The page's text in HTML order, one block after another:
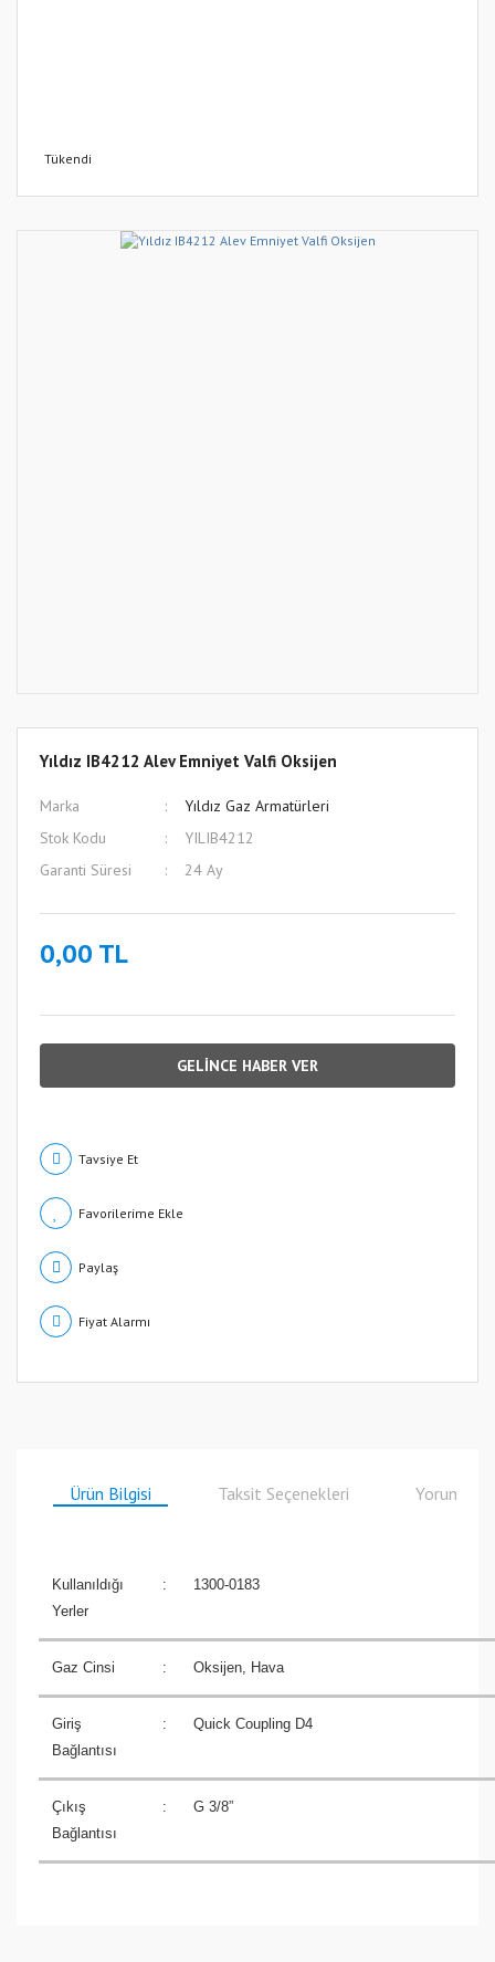
Tükendi
Yıldız IB4212 Alev Emniyet Valfi Oksijen
Marka
Yıldız Gaz Armatürleri
Stok Kodu
YILIB4212
Garanti Süresi
24 Ay
0,00 TL
GELİNCE HABER VER
Tavsiye Et
Paylaş
Fiyat Alarmı
Ürün Bilgisi Taksit Seçenekleri Yorumlar
Kullanıldığı
Yerler
: 1300-0183
Gaz Cinsi : Oksijen, Hava
Giriş
Bağlantısı
: Quick Coupling D4
Çıkış
Bağlantısı
: G 3/8”